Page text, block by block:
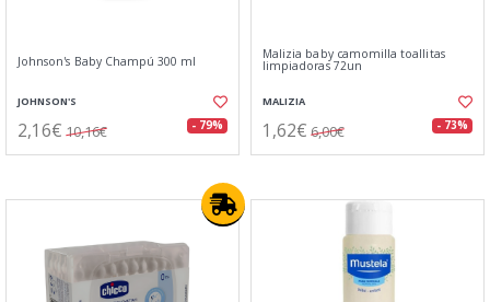
Johnson's Baby Champú 300 ml
JOHNSON'S
2,16€ 10,16€ - 79%
Malizia baby camomilla toallitas
limpiadoras 72un
MALIZIA
1,62€ 6,00€ - 73%